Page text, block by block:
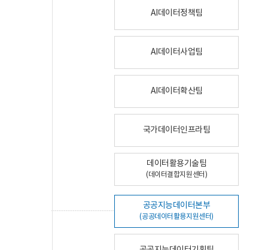
AI데이터정책팀
AI데이터사업팀
AI데이터확산팀
국가데이터인프라팀
데이터활용기술팀
(데이터결합지원센터)
공공지능데이터본부
(공공데이터활용지원센터)